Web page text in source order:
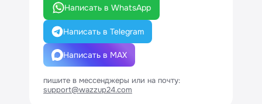
Написать в WhatsApp
Написать в Telegram
Написать в MAX
пишите в мессенджеры или на почту:
support@wazzup24.com